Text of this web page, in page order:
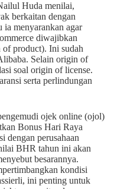
Huda menilai,
berkaitan dengan
ia menyarankan agar
diwajibkan
of product). Ini sudah
Selain origin of
soal origin of license.
serta perlindungan
ojek online (ojol)
Bonus Hari Raya
perusahaan
BHR tahun ini akan
besarannya.
kondisi
ini penting untuk